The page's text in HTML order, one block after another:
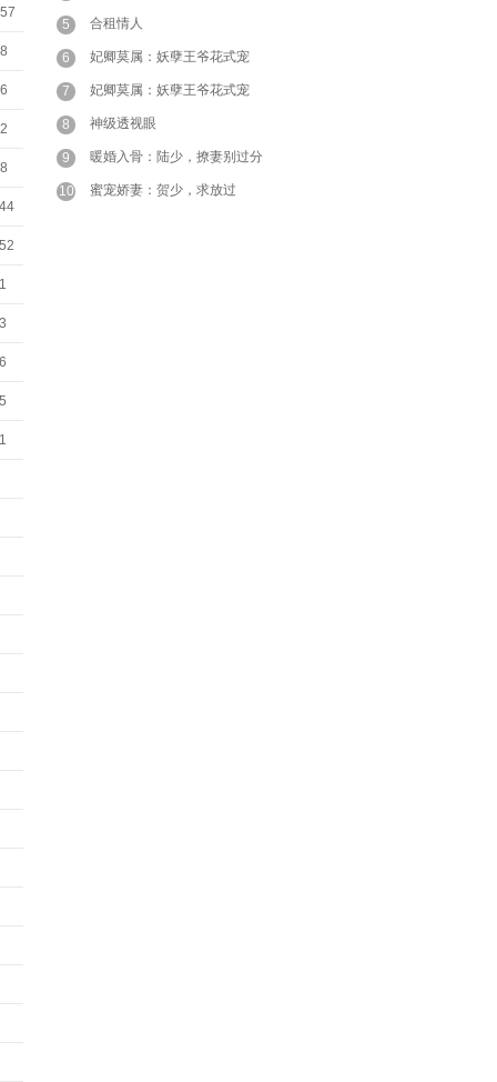
5 合租情人
6 妃卿莫属：妖孽王爷花式宠
7 妃卿莫属：妖孽王爷花式宠
8 神级透视眼
9 暖婚入骨：陆少，撩妻别过分
10 蜜宠娇妻：贺少，求放过